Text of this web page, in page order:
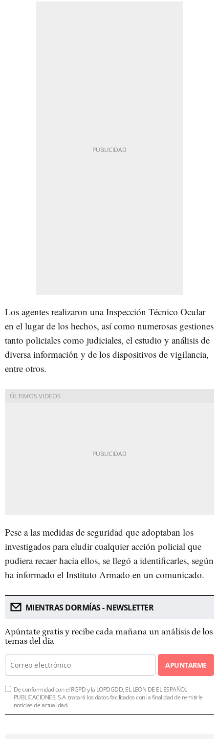
Los agentes realizaron una Inspección Técnico Ocular
en el lugar de los hechos, así como numerosas gestiones
tanto policiales como judiciales, el estudio y análisis de
diversa información y de los dispositivos de vigilancia,
entre otros.
Pese a las medidas de seguridad que adoptaban los
investigados para eludir cualquier acción policial que
pudiera recaer hacia ellos, se llegó a identificarles, según
ha informado el Instituto Armado en un comunicado.
MIENTRAS DORMÍAS - NEWSLETTER
Apúntate gratis y recibe cada mañana un análisis de los
temas del día
APUNTARME
De conformidad con el RGPD y la LOPDGDD, EL LEÓN DE EL ESPAÑOL
PUBLICACIONES, S.A. tratará los datos facilitados con la finalidad de remitirle
noticias de actualidad.